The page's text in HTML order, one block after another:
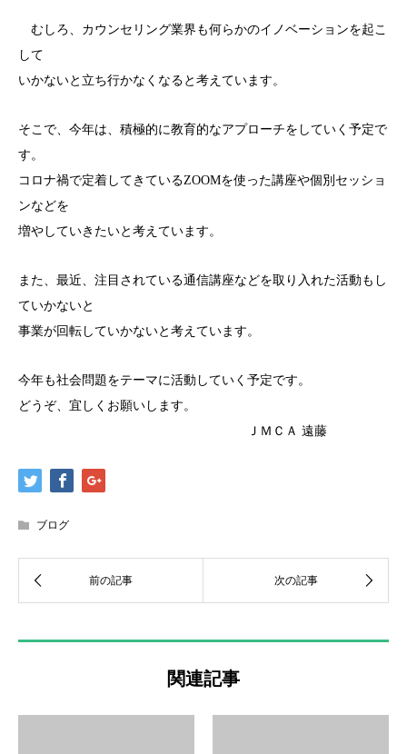
むしろ、カウンセリング業界も何らかのイノベーションを起こ
して
いかないと立ち行かなくなると考えています。
そこで、今年は、積極的に教育的なアプローチをしていく予定で
す。
コロナ禍で定着してきているZOOMを使った講座や個別セッショ
ンなどを
増やしていきたいと考えています。
また、最近、注目されている通信講座などを取り入れた活動もし
ていかないと
事業が回転していかないと考えています。
今年も社会問題をテーマに活動していく予定です。
どうぞ、宜しくお願いします。
ＪＭＣＡ 遠藤
ブログ
関連記事